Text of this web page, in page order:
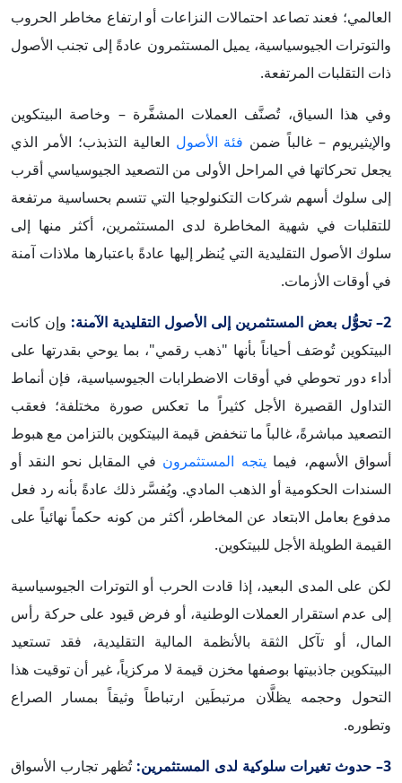
العالمي؛ فعند تصاعد احتمالات النزاعات أو ارتفاع مخاطر الحروب
والتوترات الجيوسياسية، يميل المستثمرون عادةً إلى تجنب الأصول
ذات التقلبات المرتفعة.
وفي هذا السياق، تُصنَّف العملات المشفَّرة – وخاصة البيتكوين
والإيثيريوم – غالباً ضمن فئة الأصول العالية التذبذب؛ الأمر الذي
يجعل تحركاتها في المراحل الأولى من التصعيد الجيوسياسي أقرب
إلى سلوك أسهم شركات التكنولوجيا التي تتسم بحساسية مرتفعة
للتقلبات في شهية المخاطرة لدى المستثمرين، أكثر منها إلى
سلوك الأصول التقليدية التي يُنظر إليها عادةً باعتبارها ملاذات آمنة
في أوقات الأزمات.
2– تحوُّل بعض المستثمرين إلى الأصول التقليدية الآمنة:
وإن كانت
البيتكوين تُوصَف أحياناً بأنها "ذهب رقمي"، بما يوحي بقدرتها على
أداء دور تحوطي في أوقات الاضطرابات الجيوسياسية، فإن أنماط
التداول القصيرة الأجل كثيراً ما تعكس صورة مختلفة؛ فعقب
التصعيد مباشرةً، غالباً ما تنخفض قيمة البيتكوين بالتزامن مع هبوط
أسواق الأسهم، فيما يتجه المستثمرون في المقابل نحو النقد أو
السندات الحكومية أو الذهب المادي. ويُفسَّر ذلك عادةً بأنه رد فعل
مدفوع بعامل الابتعاد عن المخاطر، أكثر من كونه حكماً نهائياً على
القيمة الطويلة الأجل للبيتكوين.
لكن على المدى البعيد، إذا قادت الحرب أو التوترات الجيوسياسية
إلى عدم استقرار العملات الوطنية، أو فرض قيود على حركة رأس
المال، أو تآكل الثقة بالأنظمة المالية التقليدية، فقد تستعيد
البيتكوين جاذبيتها بوصفها مخزن قيمة لا مركزياً، غير أن توقيت هذا
التحول وحجمه يظلَّان مرتبطَين ارتباطاً وثيقاً بمسار الصراع
وتطوره.
3– حدوث تغيرات سلوكية لدى المستثمرين:
تُظهر تجارب الأسواق